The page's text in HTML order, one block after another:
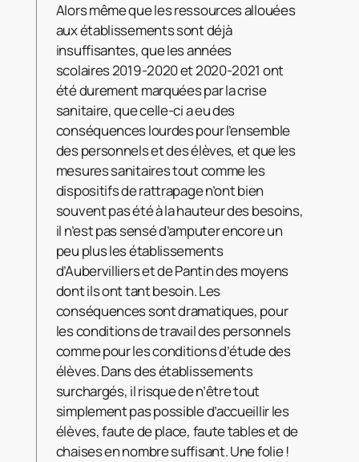
Alors même que les ressources allouées
aux établissements sont déjà
insuffisantes, que les années
scolaires 2019-2020 et 2020-2021 ont
été durement marquées par la crise
sanitaire, que celle-ci a eu des
conséquences lourdes pour l’ensemble
des personnels et des élèves, et que les
mesures sanitaires tout comme les
dispositifs de rattrapage n’ont bien
souvent pas été à la hauteur des besoins,
il n’est pas sensé d’amputer encore un
peu plus les établissements
d’Aubervilliers et de Pantin des moyens
dont ils ont tant besoin. Les
conséquences sont dramatiques, pour
les conditions de travail des personnels
comme pour les conditions d’étude des
élèves. Dans des établissements
surchargés, il risque de n’être tout
simplement pas possible d’accueillir les
élèves, faute de place, faute tables et de
chaises en nombre suffisant. Une folie !